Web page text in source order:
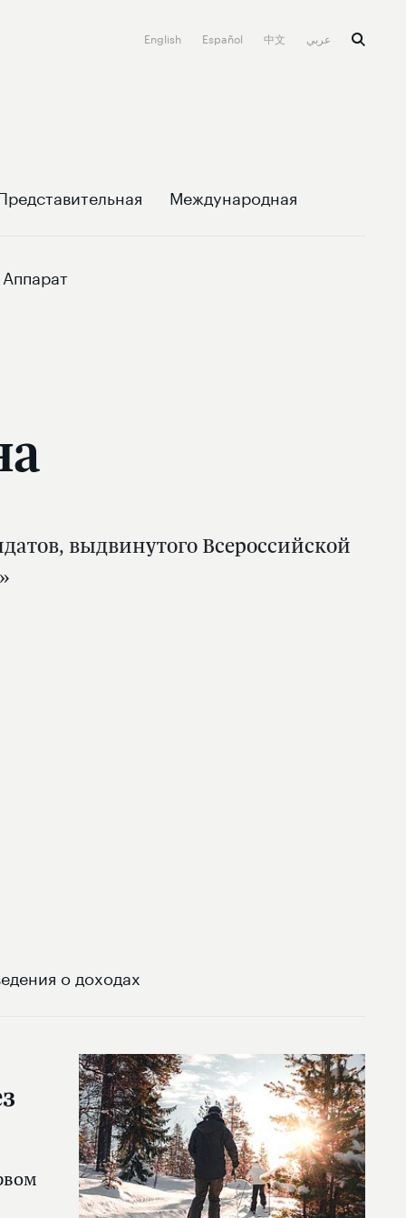
English Español 中文
Международная
Аппарат
выдвинутого Всероссийской
о доходах